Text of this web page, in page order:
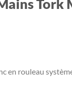
Tork
en rouleau